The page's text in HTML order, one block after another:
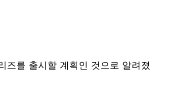
즈를 출시할 계획인 것으로 알려졌